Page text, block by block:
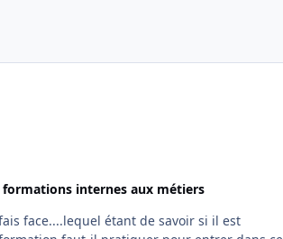
formations internes aux métiers